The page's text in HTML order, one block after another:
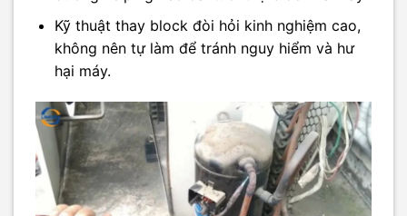
Kỹ thuật thay block đòi hỏi kinh nghiệm cao,
không nên tự làm để tránh nguy hiểm và hư
hại máy.